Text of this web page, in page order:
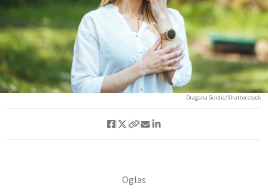
Dragana Gordic/Shutterstock